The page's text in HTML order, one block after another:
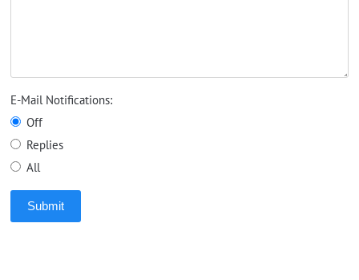
E-Mail Notifications:
Off
Replies
All
Submit